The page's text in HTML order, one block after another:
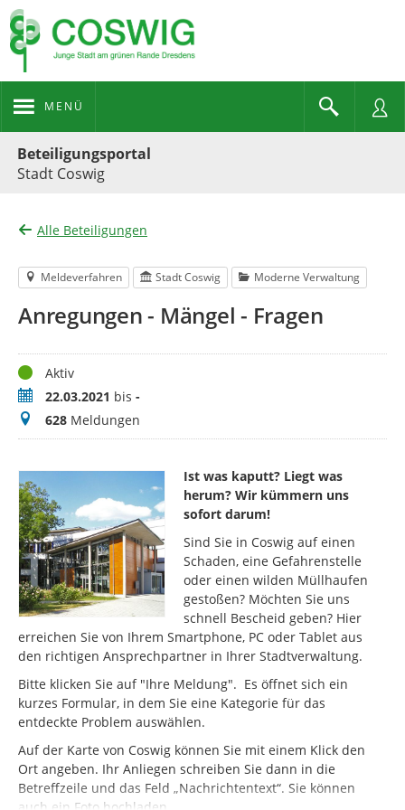
MENÜ
Beteiligungsportal
Stadt Coswig
Alle Beteiligungen
Meldeverfahren Stadt Coswig Moderne Verwaltung
Anregungen - Mängel - Fragen
StatusAktiv
Zeitraum22.03.2021 bis -
Meldungen
628 Meldungen
Ist was kaputt? Liegt was
herum? Wir kümmern uns
sofort darum!
Sind Sie in Coswig auf einen
Schaden, eine Gefahrenstelle
oder einen wilden Müllhaufen
gestoßen? Möchten Sie uns
schnell Bescheid geben? Hier
erreichen Sie von Ihrem Smartphone, PC oder Tablet aus
den richtigen Ansprechpartner in Ihrer Stadtverwaltung.
Bitte klicken Sie auf "Ihre Meldung". Es öffnet sich ein
kurzes Formular, in dem Sie eine Kategorie für das
entdeckte Problem auswählen.
Auf der Karte von Coswig können Sie mit einem Klick den
Ort angeben. Ihr Anliegen schreiben Sie dann in die
Betreffzeile und das Feld „Nachrichtentext“. Sie können